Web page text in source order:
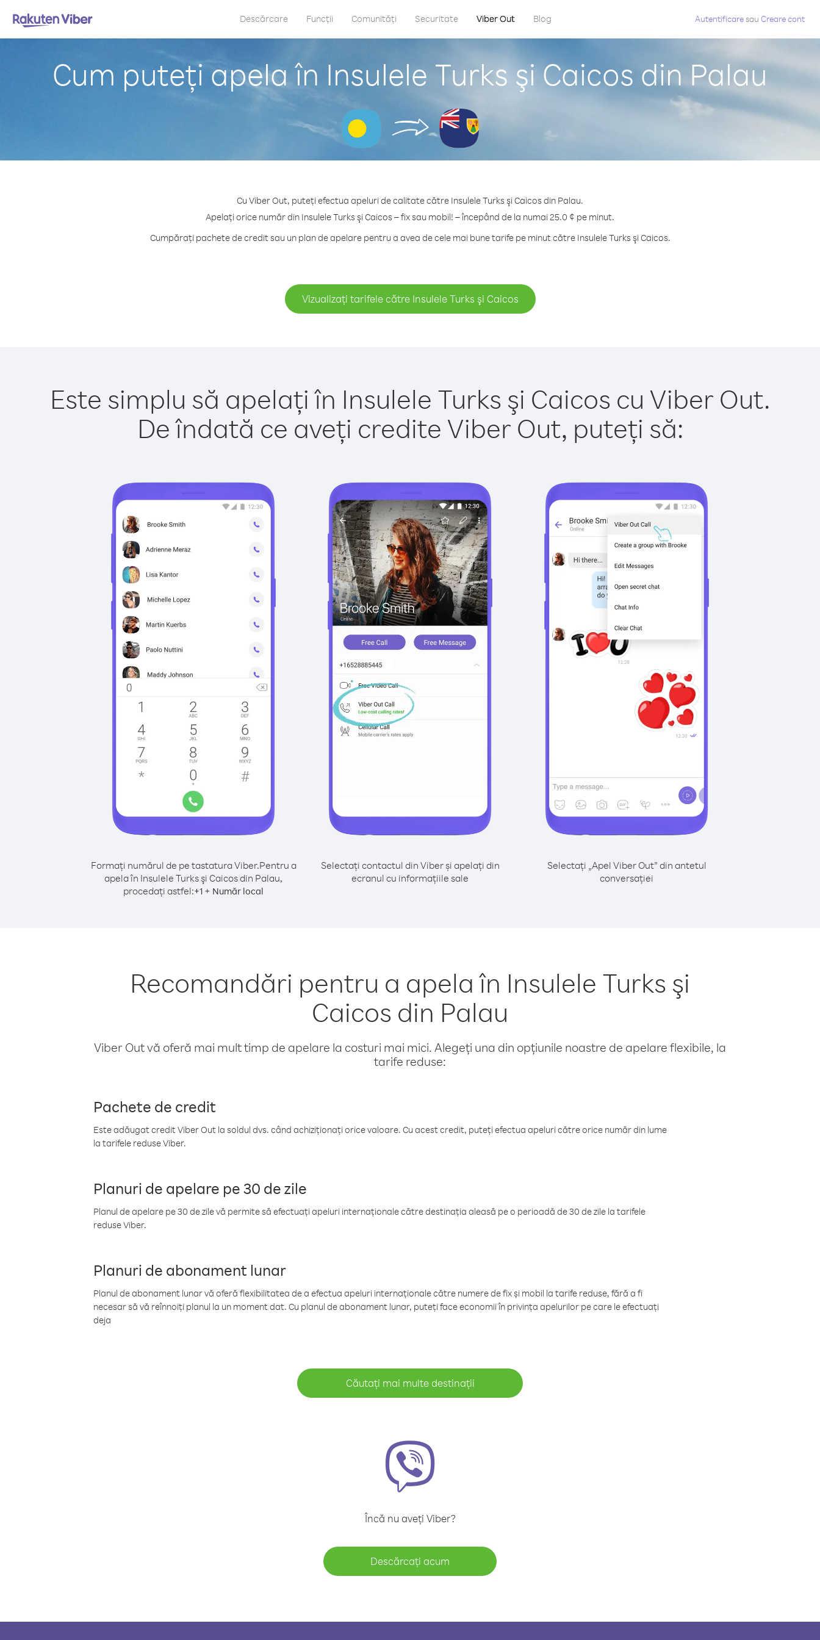
Descărcare Funcții Comunități Securitate Viber Out Blog Autentificaresau Creare cont
Cum puteți apela în Insulele Turks şi Caicos din Palau
Cu Viber Out, puteți efectua apeluri de calitate către Insulele Turks şi Caicos din Palau.
Apelați orice număr din Insulele Turks şi Caicos – fix sau mobil! – începând de la numai 25.0 ¢ pe minut.
Cumpărați pachete de credit sau un plan de apelare pentru a avea de cele mai bune tarife pe minut către Insulele Turks şi Caicos.
Vizualizați tarifele către Insulele Turks şi Caicos
Este simplu să apelați în Insulele Turks şi Caicos cu Viber Out.
De îndată ce aveți credite Viber Out, puteți să:
Formați numărul de pe tastatura Viber.Pentru a
apela în Insulele Turks şi Caicos din Palau,
procedați astfel:+1 + Număr local
Selectați contactul din Viber și apelați din
ecranul cu informațiile sale
Selectați „Apel Viber Out” din antetul
conversației
Recomandări pentru a apela în Insulele Turks şi
Caicos din Palau
Viber Out vă oferă mai mult timp de apelare la costuri mai mici. Alegeți una din opțiunile noastre de apelare flexibile, la
tarife reduse:
Pachete de credit
Este adăugat credit Viber Out la soldul dvs. când achiziționați orice valoare. Cu acest credit, puteți efectua apeluri către orice număr din lume
la tarifele reduse Viber.
Planuri de apelare pe 30 de zile
Planul de apelare pe 30 de zile vă permite să efectuați apeluri internaționale către destinația aleasă pe o perioadă de 30 de zile la tarifele
reduse Viber.
Planuri de abonament lunar
Planul de abonament lunar vă oferă flexibilitatea de a efectua apeluri internaționale către numere de fix și mobil la tarife reduse, fără a fi
necesar să vă reînnoiți planul la un moment dat. Cu planul de abonament lunar, puteți face economii în privința apelurilor pe care le efectuați
deja
Căutați mai multe destinații
Încă nu aveți Viber?
Descărcați acum